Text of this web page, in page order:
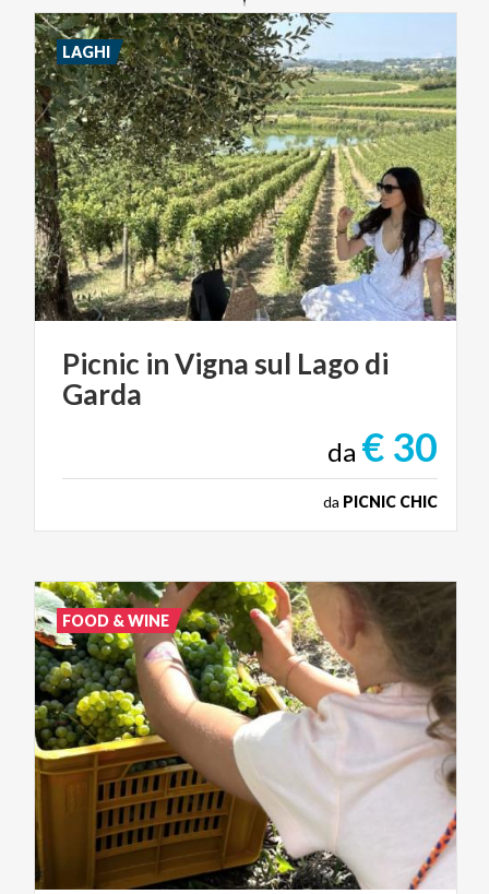
Picnic inVigna sul Lagodi
Garda
da € 30
da PICNIC CHIC
LAGHI
FOOD & WINE